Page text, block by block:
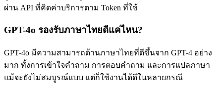
ผ่าน API ที่คิดค่าบริการตาม Token ที่ใช้
GPT-4o รองรับภาษาไทยดีแค่ไหน?
GPT-4o มีความสามารถด้านภาษาไทยที่ดีขึ้นจาก GPT-4 อย่าง
มาก ทั้งการเข้าใจคำถาม การตอบคำถาม และการแปลภาษา
แม้จะยังไม่สมบูรณ์แบบ แต่ก็ใช้งานได้ดีในหลายกรณี